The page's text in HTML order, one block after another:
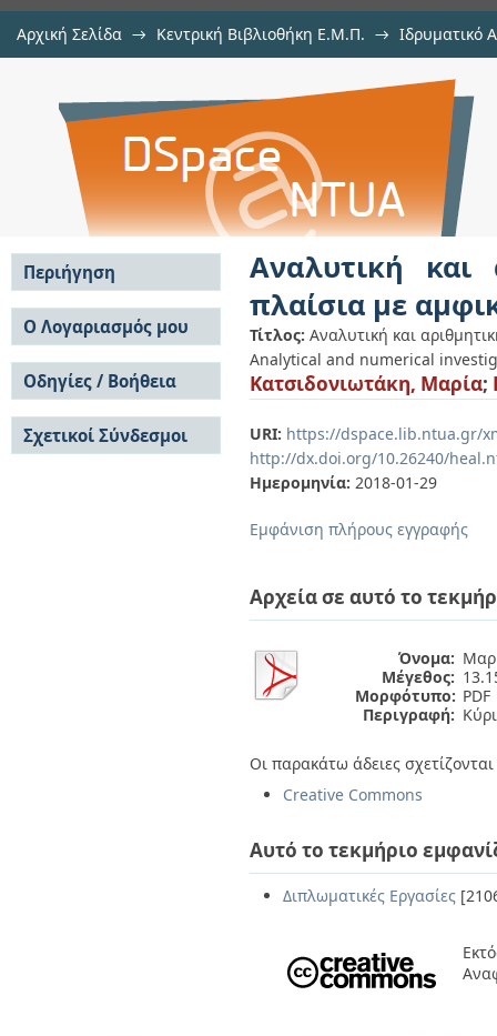
Αρχική Σελίδα → Κεντρική Βιβλιοθήκη Ε.Μ.Π. → Ιδρυματικό
Αναλυτική και αριθμητική
ζυγώματα
Αναλυτική και
πλαίσια με
Τίτλος: Αναλυτική και
Analytical and numerical
Κατσιδονιωτάκη, Μαρία;
URI: https://dspace.lib.ntua.gr/
http://dx.doi.org/10.26240/
Ημερομηνία: 2018-01-29
Εμφάνιση πλήρους εγγραφής
Αρχεία σε αυτό το
Όνομα:
Μέγεθος:
Μορφότυπο: PDF
Περιγραφή:
Οι παρακάτω άδειες
Creative Commons
Αυτό το τεκμήριο
Διπλωματικές Εργασίες
Περιήγηση
Σε όλο το DSpace
Κοινότητες & Συλλογές
Ανά Ημερομηνία
Έκδοσης
Συγγραφείς
Τίτλοι
Θέματα
Ο Λογαριασμός μου
Σύνδεση
Εγγραφή
Οδηγίες / Βοήθεια
Οδηγίες Υποβολής
Οδηγίες Χρήσης ΙΑ
Συχνές Ερωτήσεις
Σχετικοί Σύνδεσμοι